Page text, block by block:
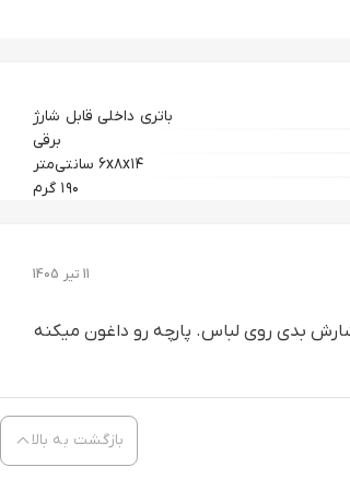
باتری داخلی قابل شارژ
برقی
۶x۸x۱۴ سانتی‌متر
۱۹۰ گرم
11 تیر 1405
بدی روی لباس. پارچه رو داغون میکنه
بازگشت به بالا